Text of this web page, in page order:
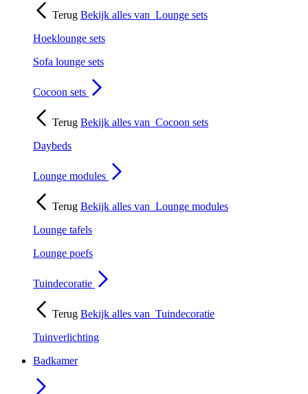
Terug Bekijk alles van Lounge sets
Hoeklounge sets
Sofa lounge sets
Cocoon sets
Terug Bekijk alles van Cocoon sets
Daybeds
Lounge modules
Terug Bekijk alles van Lounge modules
Lounge tafels
Lounge poefs
Tuindecoratie
Terug Bekijk alles van Tuindecoratie
Tuinverlichting
Badkamer